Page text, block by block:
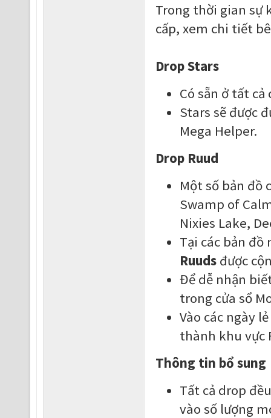
Trong thời gian sự
cấp, xem chi tiết
Drop Stars
Có sẵn ở tất
Stars sẽ được
Mega Helper.
Drop Ruud
Một số bản đồ
Swamp of
Nixies Lake,
Tại các bản
Ruudsđược
Để dễ nhận
trong cửa sổ
Vào các ngày
thành khu vực
Thông tin bổ sung
Tất cả drop
vào số lượng